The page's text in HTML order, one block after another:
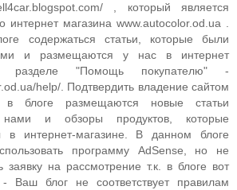
, который является
интернет магазина www.autocolor.od.ua .
содержаться статьи, которые были
и размещаются у нас в интернет
разделе "Помощь покупателю" -
help/. Подтвердить владение сайтом
в блоге размещаются новые статьи
нами и обзоры продуктов, которые
в интернет-магазине. В данном блоге
программу AdSense, но не
заявку на рассмотрение т.к. в блоге вот
- Ваш блог не соответствует правилам